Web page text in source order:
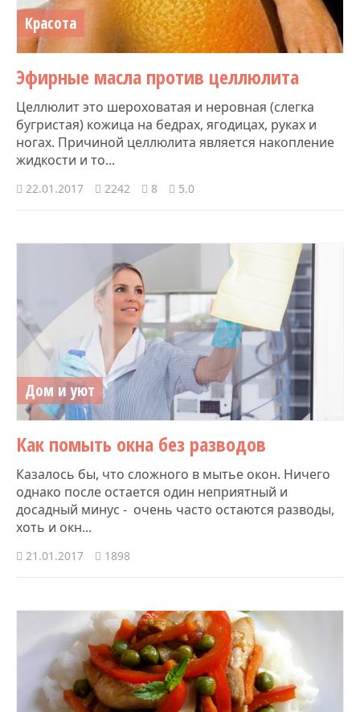
Красота
Эфирные масла против целлюлита
Целлюлит это шероховатая и неровная (слегка
бугристая) кожица на бедрах, ягодицах, руках и
ногах. Причиной целлюлита является накопление
жидкости и то...
22.01.2017 2242 8 5.0
Дом и уют
​Как помыть окна без разводов
Казалось бы, что сложного в мытье окон. Ничего
однако после остается один неприятный и
досадный минус - очень часто остаются разводы,
хоть и окн...
21.01.2017 1898